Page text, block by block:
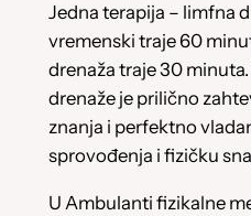
Jedna terapija – limfna
vremenski traje 60
drenaža traje 30
drenaže je prilično
znanja i perfektno
sprovođenja i fizičku
U Ambulanti fizikalne